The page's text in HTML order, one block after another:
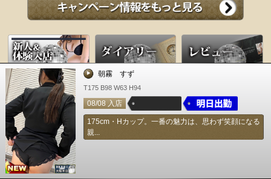
朝霧 すず
T175 B98 W63 H94
08/08 入店
175cm・Hカップ。一番の魅力は、思わず笑顔になる
親...